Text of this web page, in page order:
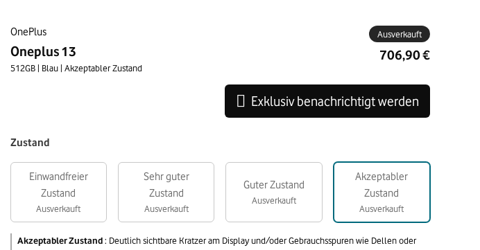
OnePlus
Oneplus 13
512GB | Blau | Akzeptabler Zustand
Ausverkauft
706,90 €
Exklusiv benachrichtigt werden
Zustand
Einwandfreier
Zustand
Ausverkauft
Sehr guter
Zustand
Ausverkauft
Guter Zustand
Ausverkauft
Akzeptabler
Zustand
Ausverkauft
Akzeptabler Zustand: Deutlich sichtbare Kratzer am Display und/oder Gebrauchsspuren wie Dellen oder